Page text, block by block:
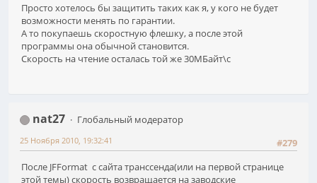
Просто хотелось бы защитить таких как я, у кого не будет
возможности менять по гарантии.
А то покупаешь скоростную флешку, а после этой
программы она обычной становится.
Скорость на чтение осталась той же 30МБайт\с
nat27
Глобальный модератор
#279
25 Ноября 2010, 19:32:41
После JFFormat с сайта транссенда(или на первой странице
этой темы) скорость возвращается на заводские